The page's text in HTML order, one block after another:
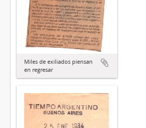
Miles de exiliados piensan
en regresar